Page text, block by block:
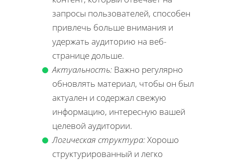
запросы пользователей, способен
привлечь больше внимания и
удержать аудиторию на веб-
странице дольше.
Актуальность: Важно регулярно
обновлять материал, чтобы он был
актуален и содержал свежую
информацию, интересную вашей
целевой аудитории.
Логическая структура:Хорошо
структурированный и легко